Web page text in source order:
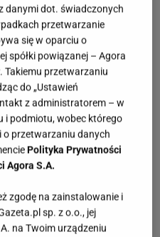
danymi dot. świadczonych
przetwarzanie
się w oparciu o
spółki powiązanej – Agora
Takiemu przetwarzaniu
do „Ustawień
z administratorem – w
i podmiotu, wobec którego
o przetwarzaniu danych
Polityka Prywatności
Agora S.A.
zgodę na zainstalowanie i
sp. z o.o., jej
na Twoim urządzeniu